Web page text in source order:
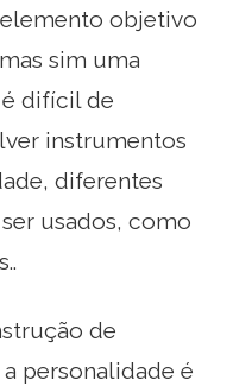
objetivo
sim uma
difícil de
instrumentos
diferentes
usados, como
de
personalidade é